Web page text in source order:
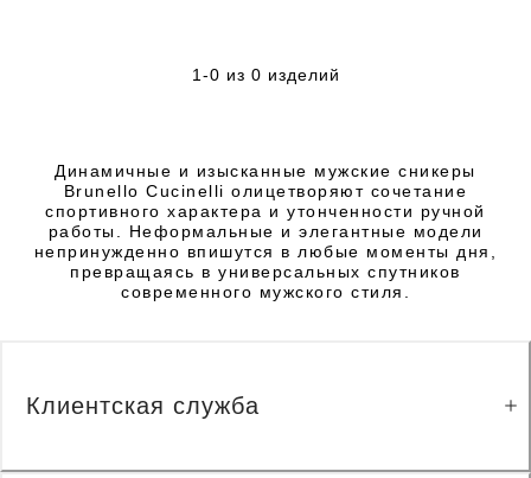
1-0 из 0 изделий
Динамичные и изысканные мужские сникеры
Brunello Cucinelli олицетворяют сочетание
спортивного характера и утонченности ручной
работы. Неформальные и элегантные модели
непринужденно впишутся в любые моменты дня,
превращаясь в универсальных спутников
современного мужского стиля.
Клиентская служба